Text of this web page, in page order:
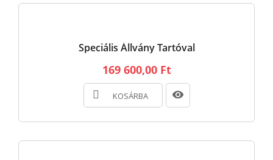
Speciális Állvány Tartóval
169 600,00 Ft
KOSÁRBA